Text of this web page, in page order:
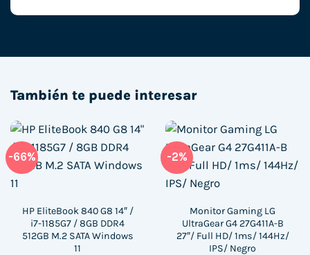
También te puede interesar
-66%
HP EliteBook 840 G8 14″ /
i7-1185G7 / 8GB DDR4
512GB M.2 SATA Windows
11
-2%
Monitor Gaming LG
UltraGear G4 27G411A-B
27″/ Full HD/ 1ms/ 144Hz/
IPS/ Negro